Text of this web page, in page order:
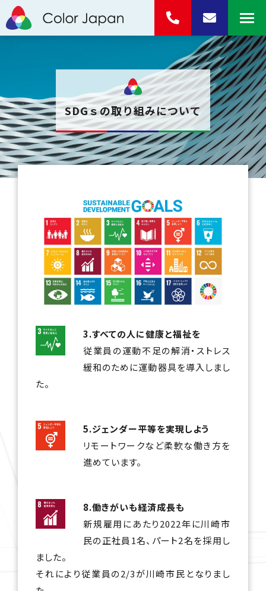
SDGｓの取り組みについて
3.すべての人に健康と福祉を
従業員の運動不足の解消・ストレス
緩和のために運動器具を導入しまし
た。
5.ジェンダー平等を実現しよう
リモートワークなど柔軟な働き方を
進めています。
8.働きがいも経済成長も
新規雇用にあたり2022年に川崎市
民の正社員1名、パート2名を採用し
ました。
それにより従業員の2/3が川崎市民となりまし